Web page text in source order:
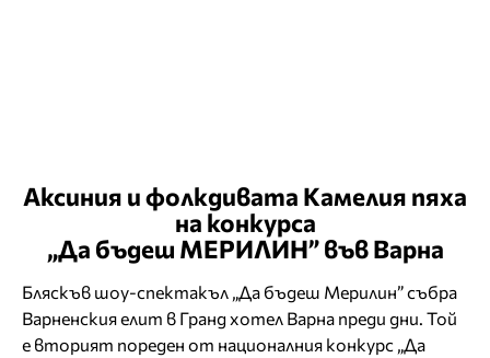
Аксиния и фолкдивата Камелия пяха
на конкурса
„Да бъдеш МЕРИЛИН” във Варна
Бляскъв шоу-спектакъл „Да бъдеш Мерилин” събра
Варненския елит в Гранд хотел Варна преди дни. Той
е вторият пореден от националния конкурс „Да